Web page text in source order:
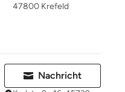
47800 Krefeld
Nachricht